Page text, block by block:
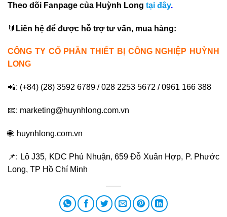
Theo dõi Fanpage của Huỳnh Long tại đây.
🔰 Liên hệ để được hỗ trợ tư vấn, mua hàng:
CÔNG TY CỔ PHẦN THIẾT BỊ CÔNG NGHIỆP HUỲNH
LONG
📲: (+84) (28) 3592 6789 / 028 2253 5672 / 0961 166 388
📧: marketing@huynhlong.com.vn
🌐: huynhlong.com.vn
📌: Lô J35, KDC Phú Nhuận, 659 Đỗ Xuân Hợp, P. Phước
Long, TP Hồ Chí Minh